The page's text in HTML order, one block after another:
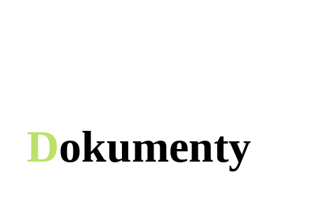
Dokumenty